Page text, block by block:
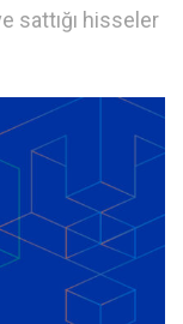
sattığı hisseler